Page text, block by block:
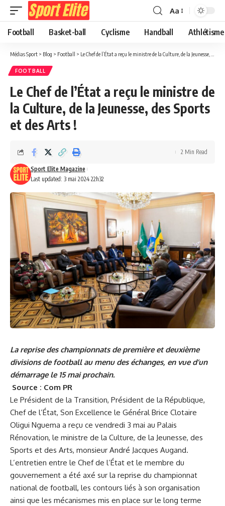
Aa
Football Basket-ball Cyclisme Handball Athlétisme
Médias Sport > Blog > Football > Le Chef de l’État a reçu le ministre de la Culture, de la Jeunesse, des Sports et des Arts !
FOOTBALL
Le Chef de l’État a reçu le ministre de
la Culture, de la Jeunesse, des Sports
et des Arts !
Last updated: 3 mai 2024 22h32
Sport Elite Magazine
2 Min Read
La reprise des championnats de première et deuxième
divisions de football au menu des échanges, en vue d’un
démarrage le 15 mai prochain.
Source : Com PR
Le Président de la Transition, Président de la République,
Chef de l’État, Son Excellence le Général Brice Clotaire
Oligui Nguema a reçu ce vendredi 3 mai au Palais
Rénovation, le ministre de la Culture, de la Jeunesse, des
Sports et des Arts, monsieur André Jacques Augand.
L’entretien entre le Chef de l’État et le membre du
gouvernement a été axé sur la reprise du championnat
national de football, les contours liés à son organisation
ainsi que les mécanismes mis en place sur le long terme